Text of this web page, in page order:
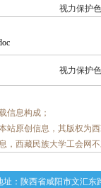
视力保护色
视力保护色
信息构成；
原创信息，其版权为
西藏民族大学工会网
：陕西省咸阳市文汇